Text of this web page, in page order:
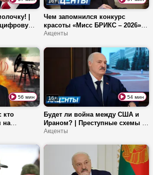
|
цифровую
Чем запомнился конкурс
красоты «Мисс БРИКС – 2026»?
| Как Гомельщина готовится к
Соцсети стали угрозой для
Акценты
56 мин
кто
на
над
16+ 54 мин
Будет ли война между США и
Ираном? | Преступные схемы с
турпутевками | Каждый 4-й
суицид?
Акценты